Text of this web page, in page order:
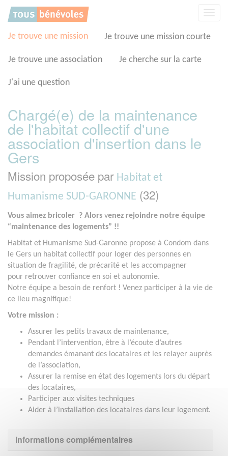
Je trouve une mission Je trouve une mission courte
Je trouve une association Je cherche sur la carte
J'ai une question
Chargé(e) de la maintenance
de l'habitat collectif d'une
association d'insertion dans le
Gers
Mission proposée par Habitat et
Humanisme SUD-GARONNE (32)
Vous aimez bricoler ? Alors venez rejoindre notre équipe
“maintenance des logements” !!
Habitat et Humanisme Sud-Garonne propose à Condom dans
le Gers un habitat collectif pour loger des personnes en
situation de fragilité, de précarité et les accompagner
pour retrouver confiance en soi et autonomie.
Notre équipe a besoin de renfort ! Venez participer à la vie de
ce lieu magnifique!
Votre mission :
Assurer les petits travaux de maintenance,
Pendant l’intervention, être à l’écoute d’autres
demandes émanant des locataires et les relayer auprès
de l’association,
Assurer la remise en état des logements lors du départ
des locataires,
Participer aux visites techniques
Aider à l’installation des locataires dans leur logement.
Informations complémentaires
Panneau de gestion des cookies